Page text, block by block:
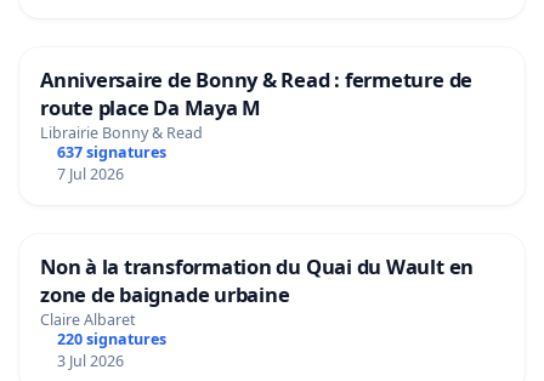
Anniversaire de Bonny & Read : fermeture de
route place Da Maya M
Librairie Bonny & Read
637 signatures
7 Jul 2026
Non à la transformation du Quai du Wault en
zone de baignade urbaine
Claire Albaret
220 signatures
3 Jul 2026